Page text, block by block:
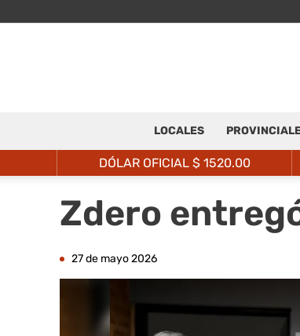
LOCALES
DÓLAR OFICIAL $ 1520.00
Zdero
27 de mayo 2026